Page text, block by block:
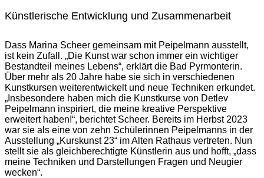
Künstlerische Entwicklung und Zusammenarbeit
Dass Marina Scheer gemeinsam mit Peipelmann ausstellt,
ist kein Zufall. „Die Kunst war schon immer ein wichtiger
Bestandteil meines Lebens“, erklärt die Bad Pyrmonterin.
Über mehr als 20 Jahre habe sie sich in verschiedenen
Kunstkursen weiterentwickelt und neue Techniken erkundet.
„Insbesondere haben mich die Kunstkurse von Detlev
Peipelmann inspiriert, die meine kreative Perspektive
erweitert haben!“, berichtet Scheer. Bereits im Herbst 2023
war sie als eine von zehn Schülerinnen Peipelmanns in der
Ausstellung „Kurskunst 23“ im Alten Rathaus vertreten. Nun
stellt sie als gleichberechtigte Künstlerin aus und hofft, „dass
meine Techniken und Darstellungen Fragen und Neugier
wecken“.